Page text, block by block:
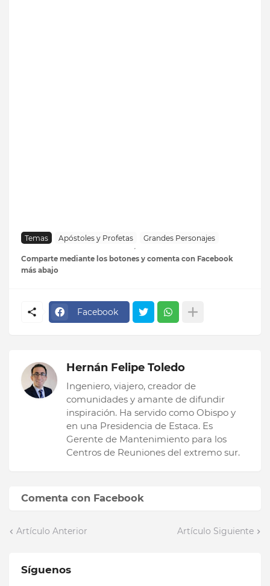
Temas Apóstoles y Profetas Grandes Personajes
Comparte mediante los botones y comenta con Facebook
más abajo
Facebook
Hernán Felipe Toledo
Ingeniero, viajero, creador de
comunidades y amante de difundir
inspiración. Ha servido como Obispo y
en una Presidencia de Estaca. Es
Gerente de Mantenimiento para los
Centros de Reuniones del extremo sur.
Comenta con Facebook
Artículo Anterior Artículo Siguiente
Síguenos